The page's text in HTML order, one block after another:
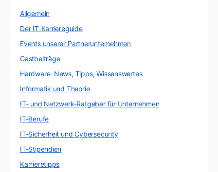
Allgemein
Der IT-Karriereguide
Events unserer Partnerunternehmen
Gastbeiträge
Hardware: News, Tipps, Wissenswertes
Informatik und Theorie
IT- und Netzwerk-Ratgeber für Unternehmen
IT-Berufe
IT-Sicherheit und Cybersecurity
IT-Stipendien
Karrieretipps